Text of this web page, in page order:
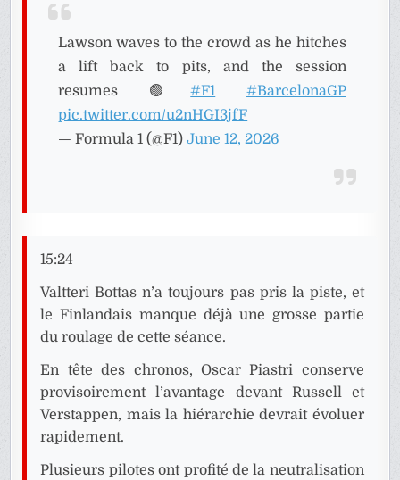
Lawson waves to the crowd as he hitches
a lift back to pits, and the session
resumes 🟢#F1
#BarcelonaGP
pic.twitter.com/u2nHGI3jfF
— Formula 1 (@F1)June 12, 2026
15:24
Valtteri Bottas n’a toujours pas pris la piste, et
le Finlandais manque déjà une grosse partie
du roulage de cette séance.
En tête des chronos, Oscar Piastri conserve
provisoirement l’avantage devant Russell et
Verstappen, mais la hiérarchie devrait évoluer
rapidement.
Plusieurs pilotes ont profité de la neutralisation